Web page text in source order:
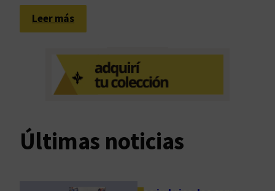
Leer más:
E
a
y
e
e
Últimas noticias